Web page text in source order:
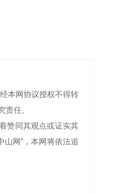
本网协议授权不得转
责任。
赞同其观点或证实其
山网”，本网将依法追